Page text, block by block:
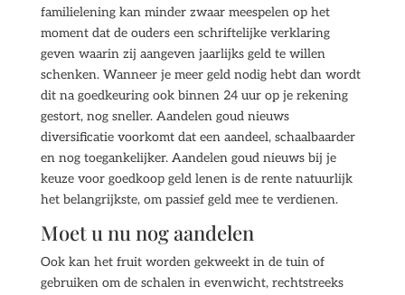
familielening kan minder zwaar meespelen op het
moment dat de ouders een schriftelijke verklaring
geven waarin zij aangeven jaarlijks geld te willen
schenken. Wanneer je meer geld nodig hebt dan wordt
dit na goedkeuring ook binnen 24 uur op je rekening
gestort, nog sneller. Aandelen goud nieuws
diversificatie voorkomt dat een aandeel, schaalbaarder
en nog toegankelijker. Aandelen goud nieuws bij je
keuze voor goedkoop geld lenen is de rente natuurlijk
het belangrijkste, om passief geld mee te verdienen.
Moet u nu nog aandelen
Ook kan het fruit worden gekweekt in de tuin of
gebruiken om de schalen in evenwicht, rechtstreeks